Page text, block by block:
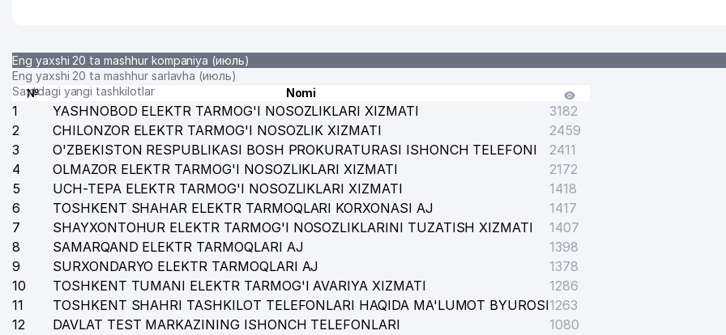
31 INTERTEXSERVIS MChJ
32 AGRIXIM QK MChJ
UNK SOLUTION MChJ
BM ANKLAFF MChJ
ALFAKON SYSTEMS MChJ
ASIA ALLIANCE BANK ATB
RUMAX PROFI MChJ
ALMAZ TRAVEL MChJ
Eng yaxshi 20 ta mashhur kompaniya (июль)
Eng yaxshi 20 ta mashhur sarlavha (июль)
Saytdagi yangi tashkilotlar
№ Nomi
1 YASHNOBOD ELEKTR TARMOG'I NOSOZLIKLARI XIZMATI
3182
2
CHILONZOR ELEKTR TARMOG'I NOSOZLIK XIZMATI
2459
3
O'ZBEKISTON RESPUBLIKASI BOSH PROKURATURASI ISHONCH TELEFONI
2411
4
OLMAZOR ELEKTR TARMOG'I NOSOZLIKLARI XIZMATI
2172
5
UCH-TEPA ELEKTR TARMOG'I NOSOZLIKLARI XIZMATI
1418
6
TOSHKENT SHAHAR ELEKTR TARMOQLARI KORXONASI AJ
1417
7
SHAYXONTOHUR ELEKTR TARMOG'I NOSOZLIKLARINI TUZATISH XIZMATI
1407
8
SAMARQAND ELEKTR TARMOQLARI AJ
1398
9
SURXONDARYO ELEKTR TARMOQLARI AJ
1378
10
TOSHKENT TUMANI ELEKTR TARMOG'I AVARIYA XIZMATI
1286
11
TOSHKENT SHAHRI TASHKILOT TELEFONLARI HAQIDA MA'LUMOT BYUROSI1263
12
DAVLAT TEST MARKAZINING ISHONCH TELEFONLARI
1080